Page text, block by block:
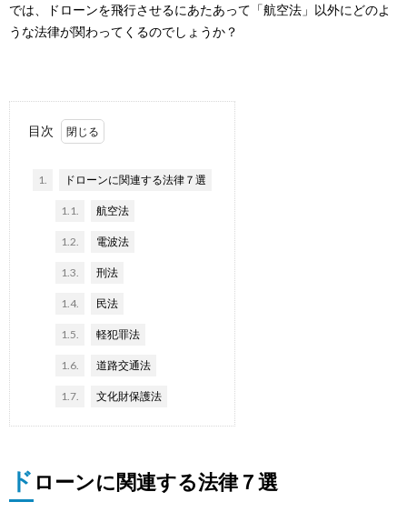
では、ドローンを飛行させるにあたあって「航空法」以外にどのよ
うな法律が関わってくるのでしょうか？
目次
1. ドローンに関連する法律７選
1.1. 航空法
1.2. 電波法
1.3. 刑法
1.4. 民法
1.5. 軽犯罪法
1.6. 道路交通法
1.7. 文化財保護法
ド ローンに関連する法律７選